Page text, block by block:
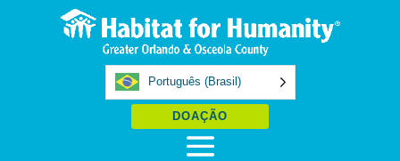
Português (Brasil)
DOAÇÃO